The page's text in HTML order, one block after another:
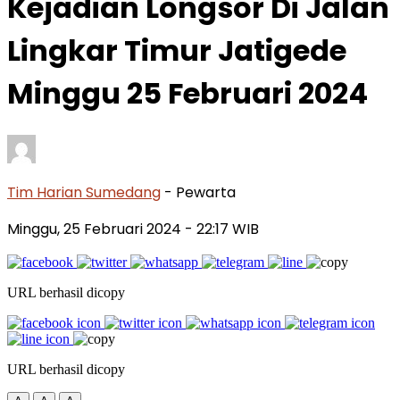
Lingkar Timur Jatigede
Minggu 25 Februari 2024
Tim Harian Sumedang - Pewarta
Minggu, 25 Februari 2024 - 22:17 WIB
URL berhasil dicopy
URL berhasil dicopy